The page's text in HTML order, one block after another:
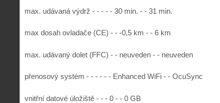
max. udávaná výdrž - - - - - 30 min. - - 31 min.
max dosah ovladače (CE) - - -0,5 km - - 6 km
max. udávaný dolet (FFC) - - neuveden - - neuveden
přenosový systém - - - - - - Enhanced WiFi - - OcuSync
vnitřní datové úložiště - - - 0 - - 0 GB